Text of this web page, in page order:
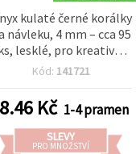
kulaté černé korálky
návleku, 4 mm – cca 95
lesklé, pro kreativní
tvoření a výrobu šperků
Kód: 141721
Kč 1-4 pramen
SLEVY
PRO MNOŽSTVÍ